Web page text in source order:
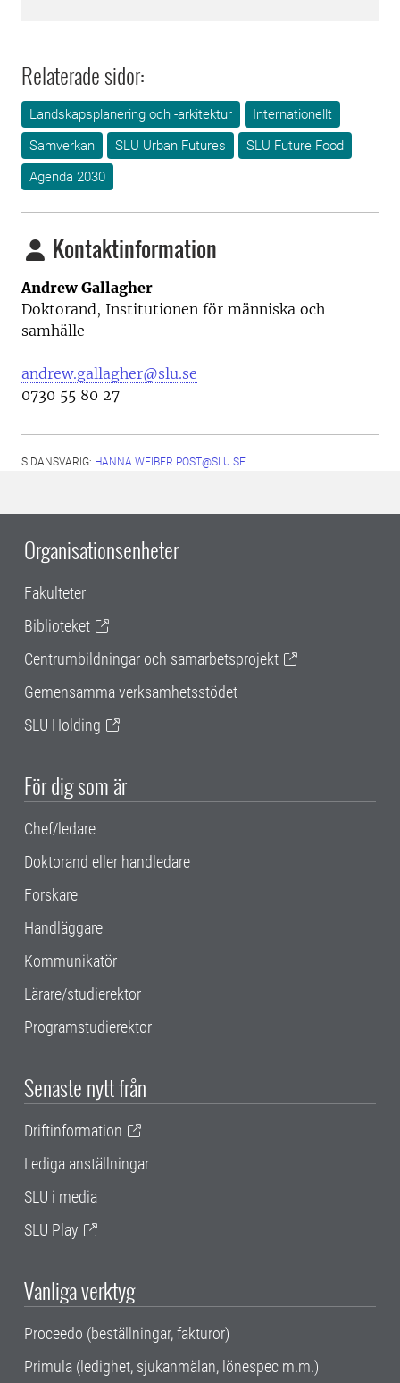
Relaterade sidor:
Landskapsplanering och -arkitektur
Internationellt
Samverkan
SLU Urban Futures
SLU Future Food
Agenda 2030
Kontaktinformation
Andrew Gallagher
Doktorand, Institutionen för människa och
samhälle
andrew.gallagher@slu.se
0730 55 80 27
SIDANSVARIG: HANNA.WEIBER.POST@SLU.SE
Organisationsenheter
Fakulteter
Biblioteket
Centrumbildningar och samarbetsprojekt
Gemensamma verksamhetsstödet
SLU Holding
För dig som är
Chef/ledare
Doktorand eller handledare
Forskare
Handläggare
Kommunikatör
Lärare/studierektor
Programstudierektor
Senaste nytt från
Driftinformation
Lediga anställningar
SLU i media
SLU Play
Vanliga verktyg
Proceedo (beställningar, fakturor)
Primula (ledighet, sjukanmälan, lönespec m.m.)